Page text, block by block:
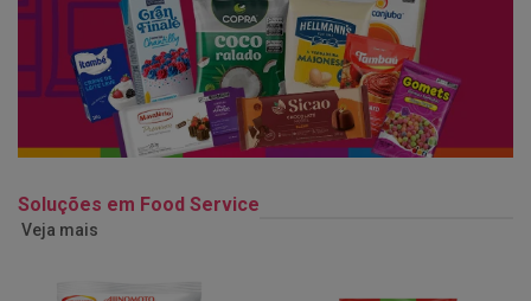
Soluções em Food Service
Veja mais